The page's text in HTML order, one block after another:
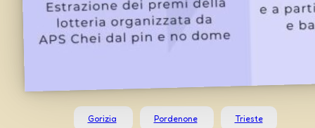
Gorizia Pordenone Trieste